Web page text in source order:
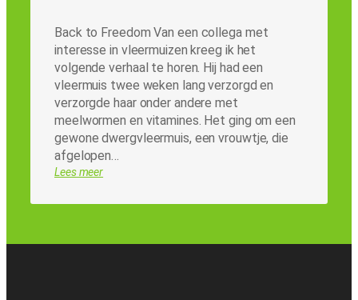
Back to Freedom Van een collega met
interesse in vleermuizen kreeg ik het
volgende verhaal te horen. Hij had een
vleermuis twee weken lang verzorgd en
verzorgde haar onder andere met
meelwormen en vitamines. Het ging om een
gewone dwergvleermuis, een vrouwtje, die
afgelopen…
Lees meer